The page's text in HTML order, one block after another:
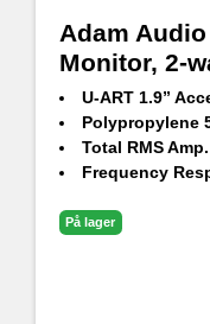
Adam
Monitor, 2-
U-ART 1.9”
Polypropylene 5”
Total RMS
Frequency
På lager